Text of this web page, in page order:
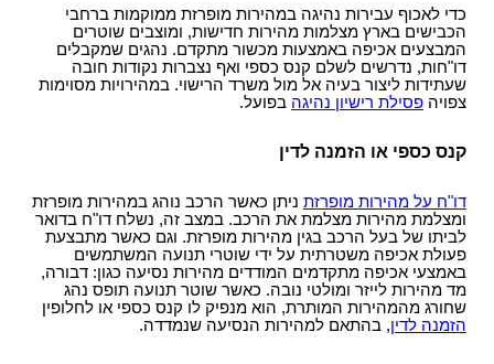
כדי לאכוף עבירות נהיגה במהירות מופרזת ממוקמות ברחבי
הכבישים בארץ מצלמות מהירות חדישות, ומוצבים שוטרים
המבצעים אכיפה באמצעות מכשור מתקדם. נהגים שמקבלים
דו"חות, נדרשים לשלם קנס כספי ואף נצברות נקודות חובה
שעתידות ליצור בעיה אל מול משרד הרישוי. במהירויות מסוימות
צפויה פסילת רישיון נהיגה בפועל.
קנס כספי או הזמנה לדין
דו"ח על מהירות מופרזת ניתן כאשר הרכב נוהג במהירות מופרזת
ומצלמת מהירות מצלמת את הרכב. במצב זה, נשלח דו"ח בדואר
לביתו של בעל הרכב בגין מהירות מופרזת. וגם כאשר מתבצעת
פעולת אכיפה משטרתית על ידי שוטרי תנועה המשתמשים
באמצעי אכיפה מתקדמים המודדים מהירות נסיעה כגון: דבורה,
מד מהירות לייזר ומולטי נובה. כאשר שוטר תנועה תופס נהג
שחורג מהמהירות המותרת, הוא מנפיק לו קנס כספי או לחלופין
הזמנה לדין, בהתאם למהירות הנסיעה שנמדדה.